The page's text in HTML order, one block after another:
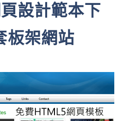
設計範本下
板架網站